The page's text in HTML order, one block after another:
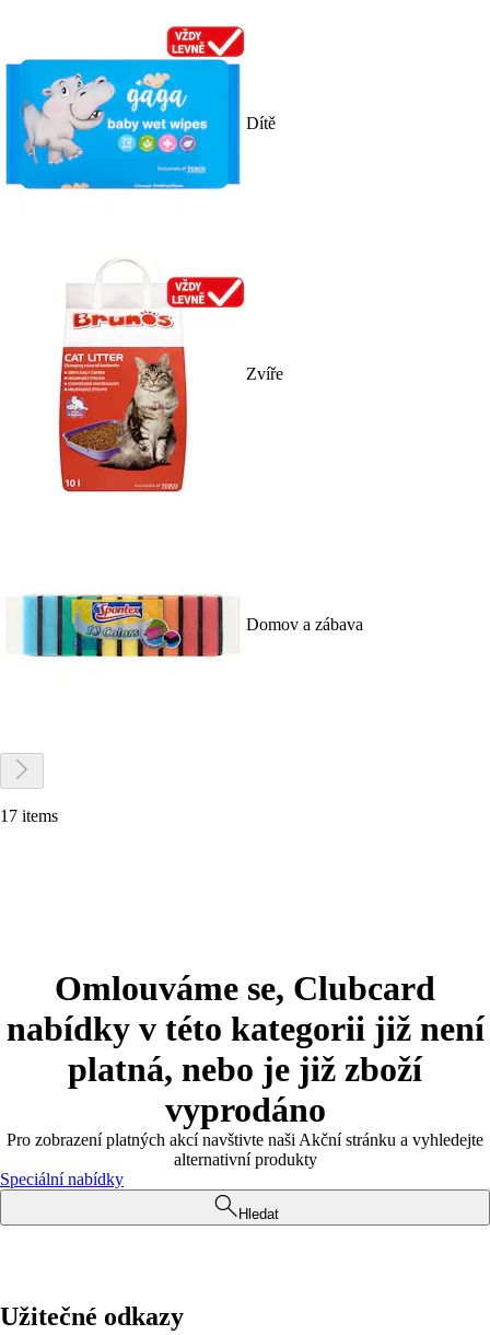
Dítě
Zvíře
Domov a zábava
17 items
Omlouváme se, Clubcard
nabídky v této kategorii již není
platná, nebo je již zboží
vyprodáno
Pro zobrazení platných akcí navštivte naši Akční stránku a vyhledejte
alternativní produkty
Speciální nabídky
Hledat
Užitečné odkazy